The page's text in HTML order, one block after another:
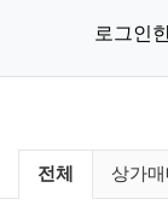
로그인
부동산/렌트
전체 상가매